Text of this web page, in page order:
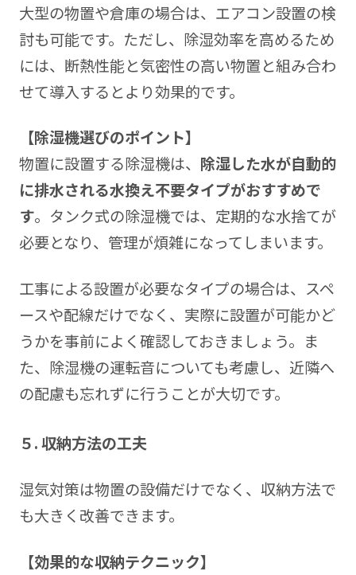
大型の物置や倉庫の場合は、エアコン設置の検
討も可能です。ただし、除湿効率を高めるため
には、断熱性能と気密性の高い物置と組み合わ
せて導入するとより効果的です。
【除湿機選びのポイント】
物置に設置する除湿機は、 除湿した水が自動的
に排水される水換え不要タイプがおすすめで
す。タンク式の除湿機では、定期的な水捨てが
必要となり、管理が煩雑になってしまいます。
工事による設置が必要なタイプの場合は、スペ
ースや配線だけでなく、実際に設置が可能かど
うかを事前によく確認しておきましょう。ま
た、除湿機の運転音についても考慮し、近隣へ
の配慮も忘れずに行うことが大切です。
５. 収納方法の工夫
湿気対策は物置の設備だけでなく、収納方法で
も大きく改善できます。
【効果的な収納テクニック】